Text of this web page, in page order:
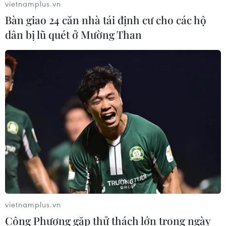
04/08/2026 04:16
Tuyển thủ Indonesia cúi đầu thành
khẩn xin lỗi người hâm mộ xứ vạn
đảo
04/08/2026 03:17
ASEAN Cup 2026: "Chìa khóa" giúp
tuyển Việt Nam quật ngã Indonesia
04/08/2026 03:05
ASEAN Cup 2026: Đội tuyển Việt
Nam tạo "cơn địa chấn" trên truyền
thông khu vực
vietnamplus.vn
Bàn giao 24 căn nhà tái định cư cho các hộ
dân bị lũ quét ở Mường Than
vietnamplus.vn
Công Phượng gặp thử thách lớn trong ngày